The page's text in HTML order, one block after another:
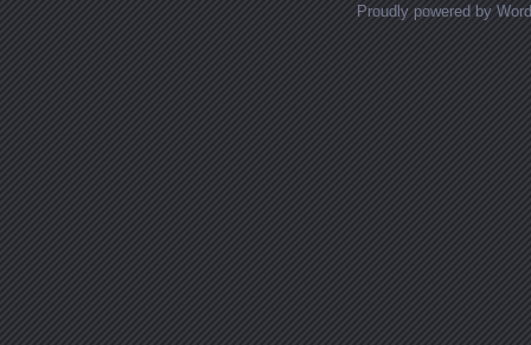
Proudly powered by